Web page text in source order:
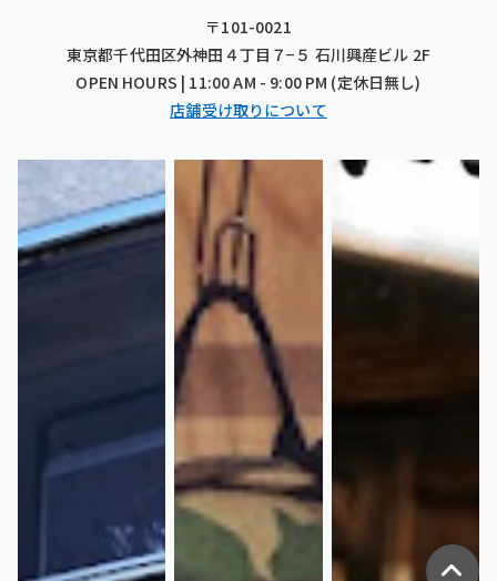
〒101-0021
東京都千代田区外神田４丁目７−５ 石川興産ビル 2F
OPEN HOURS | 11:00 AM - 9:00 PM (定休日無し)
店舗受け取りについて